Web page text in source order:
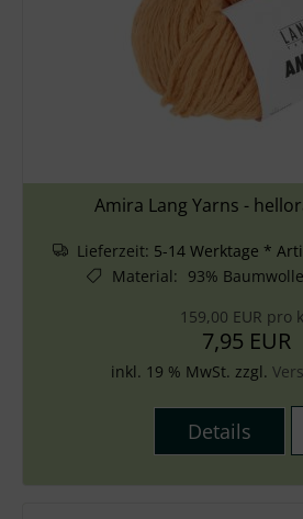
Amira Lang Yarns -
Lieferzeit: 5-14 Werktage *
Material: 93%
159,00 EUR pro
7,95 EUR
inkl. 19 % MwSt. zzgl.
Details